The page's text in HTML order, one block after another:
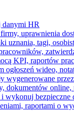
HR
uprawnienia
uznania, tagi,
KPI, raportów
ogłoszeń wideo,
wygenerowane
dokumentów
wykonuj bezpieczne
raportami o